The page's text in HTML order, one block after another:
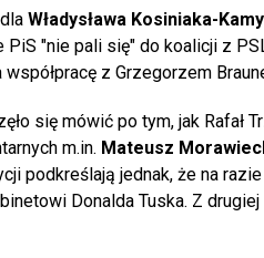
Władysława Kosiniaka-
PiS "nie pali się" do koalicji z
z Grzegorzem
się mówić po tym, jak Rafał
m.in. Mateusz
podkreślają jednak, że na
Donalda Tuska. Z